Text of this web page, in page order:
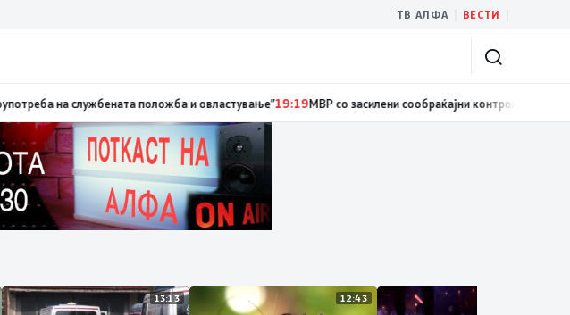
ТВ АЛФА ВЕСТИ
МВР: Лишен од слобода полициски службеник, поднесена кривична пријава за „злоупотреба на
13:13 12:43